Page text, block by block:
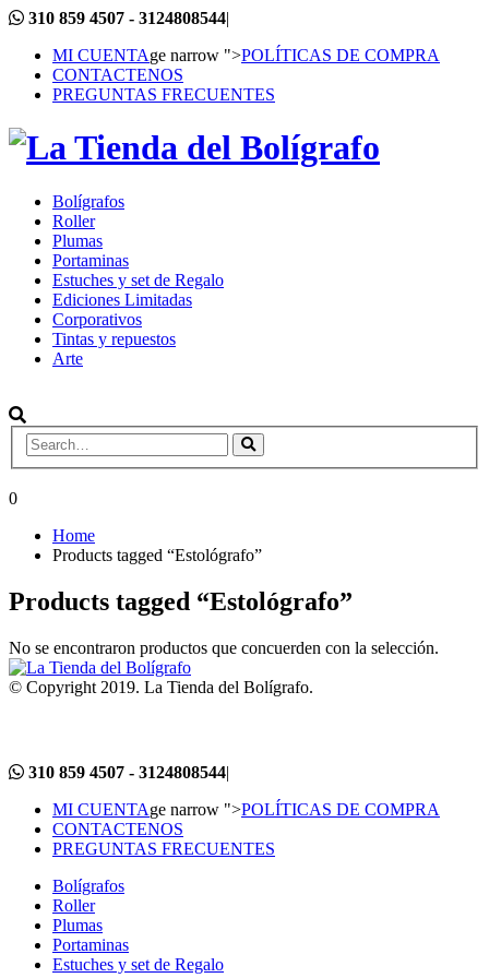
310 859 4507 - 3124808544|
MI CUENTAge narrow ">POLÍTICAS DE COMPRA
CONTACTENOS
PREGUNTAS FRECUENTES
Bolígrafos
Roller
Plumas
Portaminas
Estuches y set de Regalo
Ediciones Limitadas
Corporativos
Tintas y repuestos
Arte
0
Home
Products tagged “Estológrafo”
Products tagged “Estológrafo”
No se encontraron productos que concuerden con la selección.
© Copyright 2019. La Tienda del Bolígrafo.
310 859 4507 - 3124808544|
MI CUENTAge narrow ">POLÍTICAS DE COMPRA
CONTACTENOS
PREGUNTAS FRECUENTES
Bolígrafos
Roller
Plumas
Portaminas
Estuches y set de Regalo